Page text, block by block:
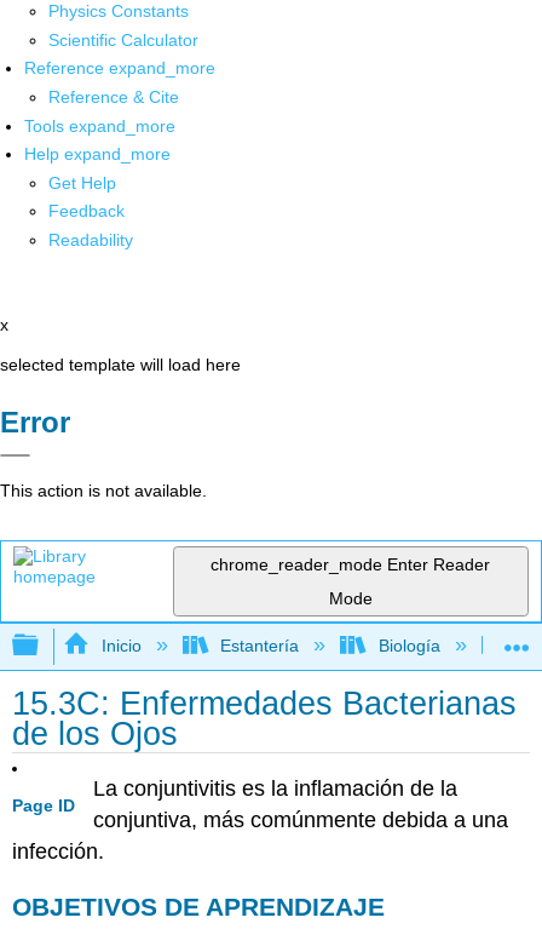
Physics Constants
Scientific Calculator
Reference expand_more
Reference & Cite
Tools expand_more
Help expand_more
Get Help
Feedback
Readability
x
selected template will load here
Error
This action is not available.
chrome_reader_mode Enter Reader
Mode
Expandir/contraer jerarquía global
Inicio Estantería Biología
15.3C: Enfermedades Bacterianas
de los Ojos
Page ID
La conjuntivitis es la inflamación de la
conjuntiva, más comúnmente debida a una
infección.
OBJETIVOS DE APRENDIZAJE